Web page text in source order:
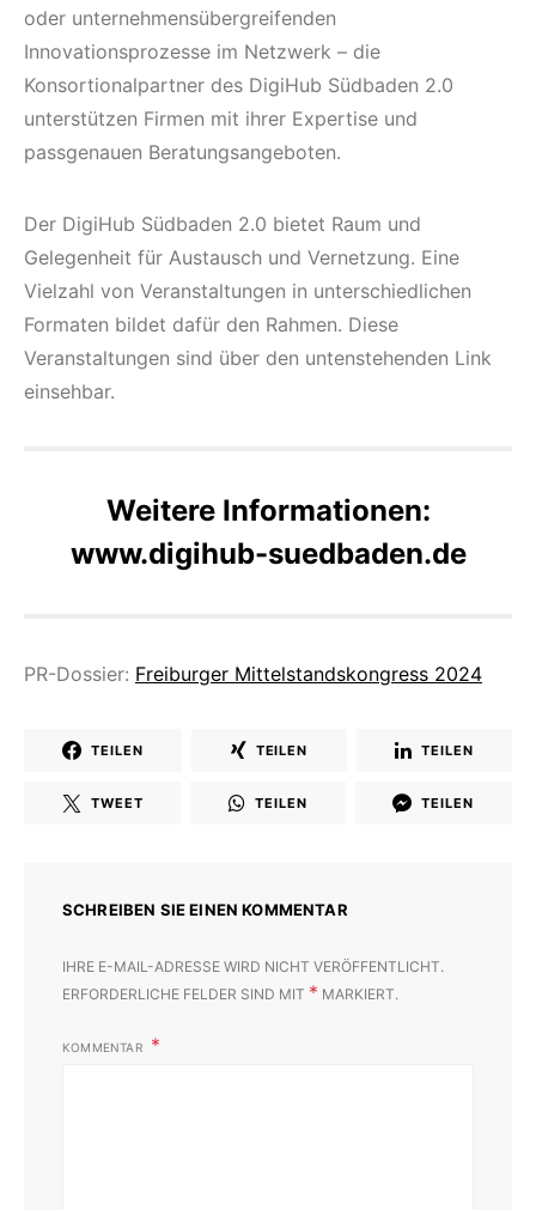
oder unternehmensübergreifenden
Innovationsprozesse im Netzwerk – die
Konsortionalpartner des DigiHub Südbaden 2.0
unterstützen Firmen mit ihrer Expertise und
passgenauen Beratungsangeboten.
Der DigiHub Südbaden 2.0 bietet Raum und
Gelegenheit für Austausch und Vernetzung. Eine
Vielzahl von Veranstaltungen in unterschiedlichen
Formaten bildet dafür den Rahmen. Diese
Veranstaltungen sind über den untenstehenden Link
einsehbar.
Weitere Informationen:
www.digihub-suedbaden.de
PR-Dossier: Freiburger Mittelstandskongress 2024
TEILEN TEILEN TEILEN
TWEET TEILEN TEILEN
SCHREIBEN SIE EINEN KOMMENTAR
IHRE E-MAIL-ADRESSE WIRD NICHT VERÖFFENTLICHT.
ERFORDERLICHE FELDER SIND MIT * MARKIERT.
KOMMENTAR